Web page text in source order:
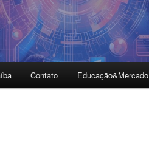
Contato Educação&Mercado